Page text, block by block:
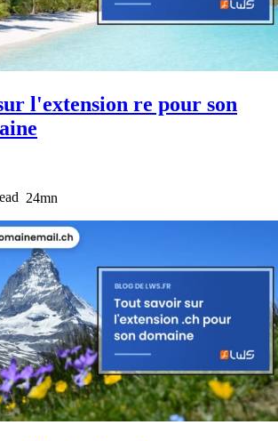
l'extension re pour son
24mn